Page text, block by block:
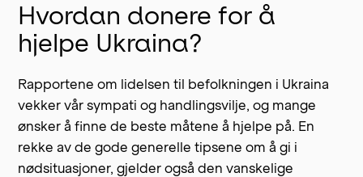
Hvordan donere for å
hjelpe Ukraina?
Rapportene om lidelsen til befolkningen i Ukraina
vekker vår sympati og handlingsvilje, og mange
ønsker å finne de beste måtene å hjelpe på. En
rekke av de gode generelle tipsene om å gi i
nødsituasjoner, gjelder også den vanskelige